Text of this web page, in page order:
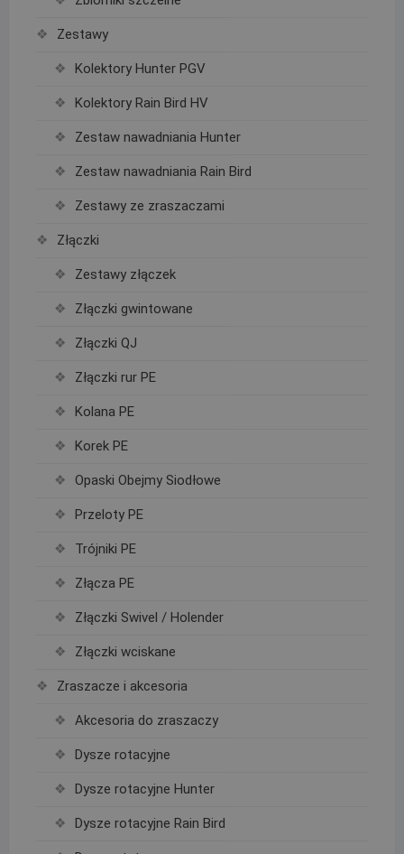
Zestawy
Kolektory Hunter PGV
Kolektory Rain Bird HV
Zestaw nawadniania Hunter
Zestaw nawadniania Rain Bird
Zestawy ze zraszaczami
Złączki
Zestawy złączek
Złączki gwintowane
Złączki QJ
Złączki rur PE
Kolana PE
Korek PE
Opaski Obejmy Siodłowe
Przeloty PE
Trójniki PE
Złącza PE
Złączki Swivel / Holender
Złączki wciskane
Zraszacze i akcesoria
Akcesoria do zraszaczy
Dysze rotacyjne
Dysze rotacyjne Hunter
Dysze rotacyjne Rain Bird